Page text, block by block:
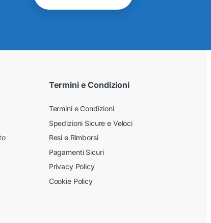
Termini e Condizioni
Termini e Condizioni
Spedizioni Sicure e Veloci
Resi e Rimborsi
Pagamenti Sicuri
Privacy Policy
Cookie Policy